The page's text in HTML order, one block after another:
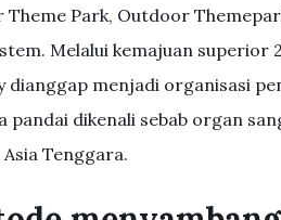
Park, Outdoor
Melalui kemajuan superior
dianggap menjadi organisasi
pandai dikenali sebab organ
Asia Tenggara.